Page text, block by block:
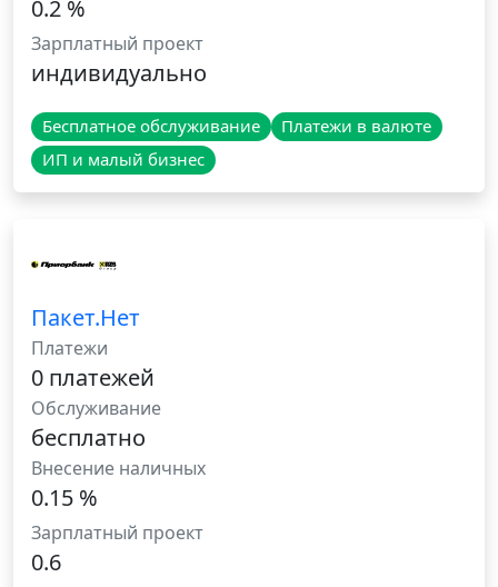
0.2 %
Зарплатный проект
индивидуально
Бесплатное обслуживание
Платежи в валюте
ИП и малый бизнес
Пакет.Нет
Платежи
0 платежей
Обслуживание
бесплатно
Внесение наличных
0.15 %
Зарплатный проект
0.6